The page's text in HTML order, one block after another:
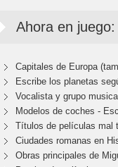
Ahora en juego:
Capitales de Europa
Escribe los planetas
Vocalista y grupo
Modelos de coches -
Títulos de películas mal
Ciudades romanas en
Obras principales de